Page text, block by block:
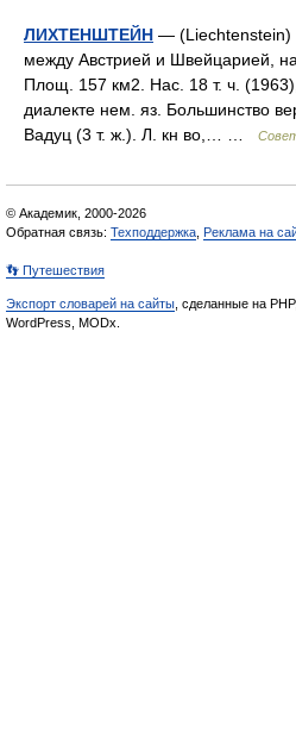
ЛИХТЕНШТЕЙН — (Liechtenstein)
между Австрией и Швейцарией,
Площ. 157 км2. Нас. 18 т. ч.
диалекте нем. яз. Большинство
Вадуц (3 т. ж.). Л. кн во,… …
© Академик, 2000-2026
Обратная связь: Техподдержка Реклама на
👣 Путешествия
Экспорт словарей на сайты , сделанные на PHP,
WordPress, MODx.